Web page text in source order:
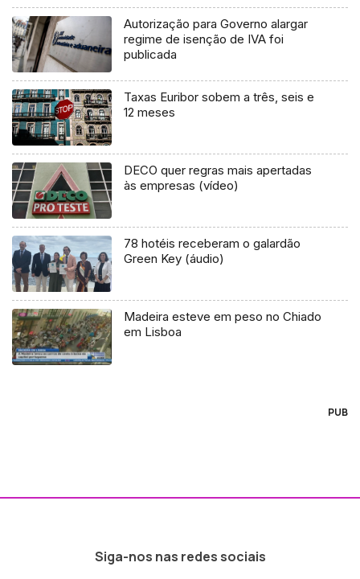
Autorização para Governo alargar
regime de isenção de IVA foi
publicada
Taxas Euribor sobem a três, seis e
12 meses
DECO quer regras mais apertadas
às empresas (vídeo)
78 hotéis receberam o galardão
Green Key (áudio)
Madeira esteve em peso no Chiado
em Lisboa
PUB
Siga-nos nas redes sociais